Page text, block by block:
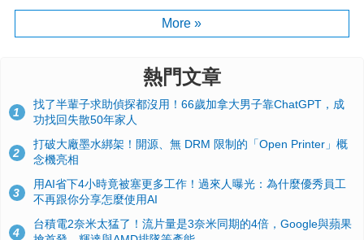
More »
熱門文章
1
找了半輩子求助偵探都沒用！66歲加拿大男子靠ChatGPT，成
功找回失散50年家人
2
打破大廠墨水綁架！開源、無 DRM 限制的「Open Printer」概
念機亮相
3
用AI省下4小時竟被塞更多工作！過來人曝光：為什麼優秀員工
不再跟你分享怎麼使用AI
4
台積電2奈米太猛了！流片量是3奈米同期的4倍，Google與蘋果